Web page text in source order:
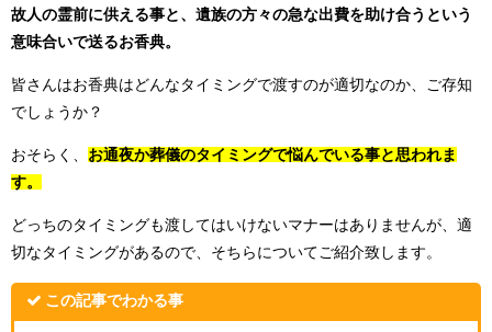
故人の霊前に供える事と、遺族の方々の急な出費を助け合うという
意味合いで送るお香典。
皆さんはお香典はどんなタイミングで渡すのが適切なのか、ご存知
でしょうか？
おそらく、 お通夜か葬儀のタイミングで悩んでいる事と思われま
す。
どっちのタイミングも渡してはいけないマナーはありませんが、適
切なタイミングがあるので、そちらについてご紹介致します。
この記事でわかる事